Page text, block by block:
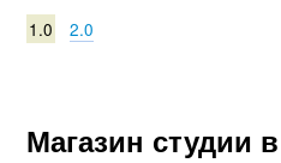
1.0 2.0
Магазин студии